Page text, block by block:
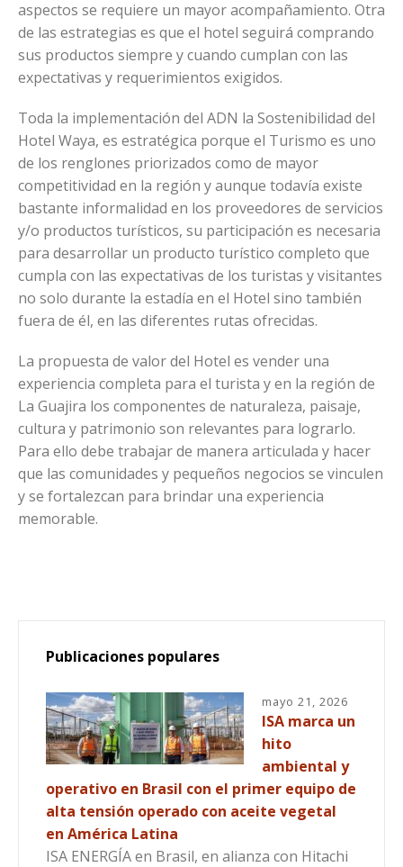
aspectos se requiere un mayor acompañamiento. Otra
de las estrategias es que el hotel seguirá comprando
sus productos siempre y cuando cumplan con las
expectativas y requerimientos exigidos.
Toda la implementación del ADN la Sostenibilidad del
Hotel Waya, es estratégica porque el Turismo es uno
de los renglones priorizados como de mayor
competitividad en la región y aunque todavía existe
bastante informalidad en los proveedores de servicios
y/o productos turísticos, su participación es necesaria
para desarrollar un producto turístico completo que
cumpla con las expectativas de los turistas y visitantes
no solo durante la estadía en el Hotel sino también
fuera de él, en las diferentes rutas ofrecidas.
La propuesta de valor del Hotel es vender una
experiencia completa para el turista y en la región de
La Guajira los componentes de naturaleza, paisaje,
cultura y patrimonio son relevantes para lograrlo.
Para ello debe trabajar de manera articulada y hacer
que las comunidades y pequeños negocios se vinculen
y se fortalezcan para brindar una experiencia
memorable.
Publicaciones populares
mayo 21, 2026
ISA marca un
hito
ambiental y
operativo en Brasil con el primer equipo de
alta tensión operado con aceite vegetal
en América Latina
ISA ENERGÍA en Brasil, en alianza con Hitachi